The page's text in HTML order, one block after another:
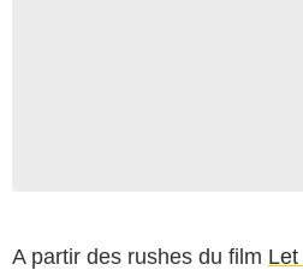
A partir des rushes du film